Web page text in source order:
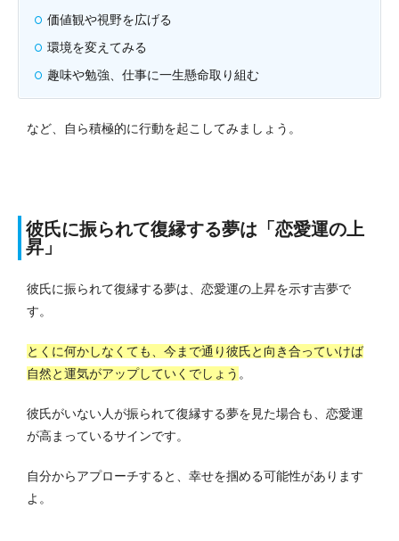
価値観や視野を広げる
環境を変えてみる
趣味や勉強、仕事に一生懸命取り組む
など、自ら積極的に行動を起こしてみましょう。
彼氏に振られて復縁する夢は「恋愛運の上
昇」
彼氏に振られて復縁する夢は、恋愛運の上昇を示す吉夢で
す。
とくに何かしなくても、今まで通り彼氏と向き合っていけば
自然と運気がアップしていくでしょう 。
彼氏がいない人が振られて復縁する夢を見た場合も、恋愛運
が高まっているサインです。
自分からアプローチすると、幸せを掴める可能性があります
よ。